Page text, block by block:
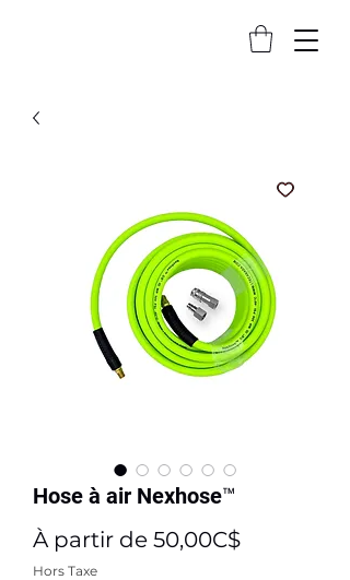
Hose à air Nexhose™️
À partir de 50,00C$Prix
Hors Taxe